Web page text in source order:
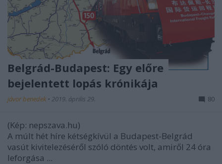
Belgrád-Budapest: Egy előre
bejelentett lopás krónikája
jávor benedek • 2019. április 29. 80
(Kép: nepszava.hu)
A múlt hét híre kétségkívül a Budapest-Belgrád
vasút kivitelezéséről szóló döntés volt, amiről 24 óra
leforgása ...